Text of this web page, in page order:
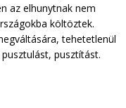
az elhunytnak nem
költöztek.
tehetetlenül
pusztítást.